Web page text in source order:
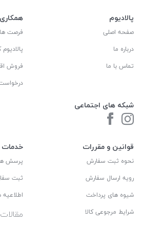
پالادیوم
صفحه اصلی
درباره ما
تماس با ما
شبکه های اجتماعی
همکاری
فرصت
فروش
قوانین و مقررات
نحوه ثبت سفارش
رویه ارسال سفارش
شیوه های پرداخت
شرایط مرجوعی کالا
خدمات
پرسش
ثبت
اطلاعیه
مقالات